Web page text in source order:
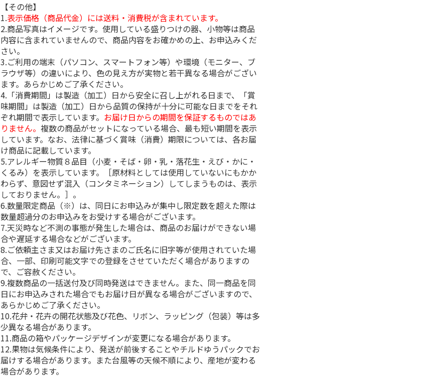
【その他】
1.表示価格（商品代金）には送料・消費税が含まれています。
2.商品写真はイメージです。使用している盛りつけの器、小物等は商品
内容に含まれていませんので、商品内容をお確かめの上、お申込みくだ
さい。
3.ご利用の端末（パソコン、スマートフォン等）や環境（モニター、ブ
ラウザ等）の違いにより、色の見え方が実物と若干異なる場合がござい
ます。あらかじめご了承ください。
4.「消費期間」は製造（加工）日から安全に召し上がれる日まで、「賞
味期間」は製造（加工）日から品質の保持が十分に可能な日までをそれ
ぞれ期間で表示しています。 お届け日からの期間を保証するものではあ
りません。複数の商品がセットになっている場合、最も短い期間を表示
しています。なお、法律に基づく賞味（消費）期限については、各お届
け商品に記載しています。
5.アレルギー物質８品目（小麦・そば・卵・乳・落花生・えび・かに・
くるみ）を表示しています。［原材料としては使用していないにもかか
わらず、意図せず混入（コンタミネーション）してしまうものは、表示
しておりません。］。
6.数量限定商品（※）は、同日にお申込みが集中し限定数を超えた際は
数量超過分のお申込みをお受けする場合がございます。
7.天災時など不測の事態が発生した場合は、商品のお届けができない場
合や遅延する場合などがございます。
8.ご依頼主さま又はお届け先さまのご氏名に旧字等が使用されていた場
合、一部、印刷可能文字での登録をさせていただく場合がありますの
で、ご容赦ください。
9.複数商品の一括送付及び同時発送はできません。また、同一商品を同
日にお申込みされた場合でもお届け日が異なる場合がございますので、
あらかじめご了承ください。
10.花弁・花卉の開花状態及び花色、リボン、ラッピング（包装）等は多
少異なる場合があります。
11.商品の箱やパッケージデザインが変更になる場合があります。
12.果物は気候条件により、発送が前後することやチルドゆうパックでお
届けする場合があります。また台風等の天候不順により、産地が変わる
場合があります。